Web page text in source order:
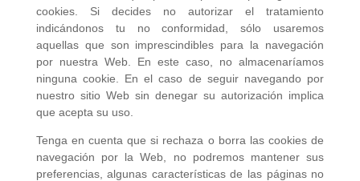
cookies. Si decides no autorizar el tratamiento
indicándonos tu no conformidad, sólo usaremos
aquellas que son imprescindibles para la navegación
por nuestra Web. En este caso, no almacenaríamos
ninguna cookie. En el caso de seguir navegando por
nuestro sitio Web sin denegar su autorización implica
que acepta su uso.
Tenga en cuenta que si rechaza o borra las cookies de
navegación por la Web, no podremos mantener sus
preferencias, algunas características de las páginas no